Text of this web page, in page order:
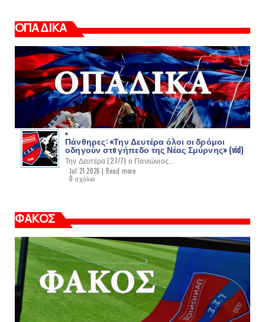
ΟΠΑΔΙΚΑ
Πάνθηρες: «Την Δευτέρα όλοι οι δρόμοι
οδηγούν στo γήπεδο της Νέας Σμύρνης» (vid)
Την Δευτέρα (27/7) ο Πανιώνιος...
Jul 21 2026 | Read more
0 σχόλια
ΦΑΚΟΣ